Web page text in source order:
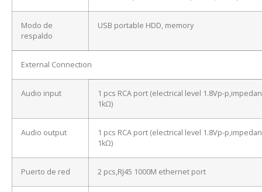
Modo de
respaldo
USB portable HDD, memory
External Connection
Audio input
1 pcs RCA port (electrical level 1.8Vp-
1kΩ)
Audio output
1 pcs RCA port (electrical level 1.8Vp-
1kΩ)
Puerto de red 2 pcs,RJ45 1000M ethernet port